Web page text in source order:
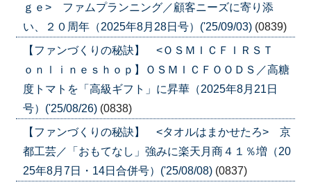
ｇｅ> ファムプランニング／顧客ニーズに寄り添
い、２０周年（2025年8月28日号）('25/09/03) (0839)
【ファンづくりの秘訣】 <ＯＳＭＩＣＦＩＲＳＴ
ｏｎｌｉｎｅｓｈｏｐ】ＯＳＭＩＣＦＯＯＤＳ／高糖
度トマトを「高級ギフト」に昇華（2025年8月21日
号）('25/08/26) (0838)
【ファンづくりの秘訣】 <タオルはまかせたろ> 京
都工芸／「おもてなし」強みに楽天月商４１％増（20
25年8月7日・14日合併号）('25/08/08) (0837)